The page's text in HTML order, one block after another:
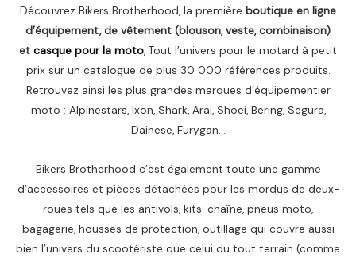
Découvrez Bikers Brotherhood, la première boutique en ligne
d’équipement, de vêtement (blouson, veste, combinaison)
et casque pour la moto, Tout l’univers pour le motard à petit
prix sur un catalogue de plus 30 000 références produits.
Retrouvez ainsi les plus grandes marques d’équipementier
moto : Alpinestars, Ixon, Shark, Arai, Shoei, Bering, Segura,
Dainese, Furygan…
Bikers Brotherhood c’est également toute une gamme
d’accessoires et pièces détachées pour les mordus de deux-
roues tels que les antivols, kits-chaîne, pneus moto,
bagagerie, housses de protection, outillage qui couvre aussi
bien l’univers du scootériste que celui du tout terrain (comme